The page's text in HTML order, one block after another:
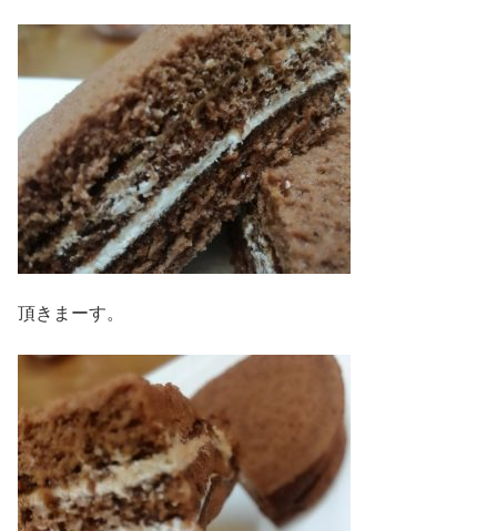
頂きまーす。